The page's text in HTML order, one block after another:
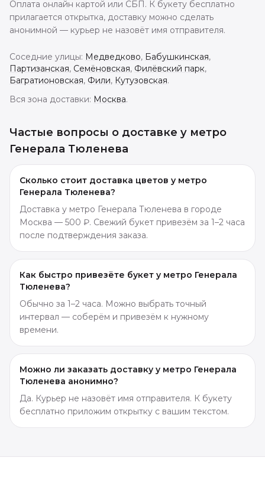
Оплата онлайн картой или СБП. К букету бесплатно
прилагается открытка, доставку можно сделать
анонимной — курьер не назовёт имя отправителя.
Соседние улицы: Медведково, Бабушкинская,
Партизанская, Семёновская, Филёвский парк,
Багратионовская, Фили, Кутузовская.
Вся зона доставки: Москва.
Частые вопросы о доставке у метро
Генерала Тюленева
Сколько стоит доставка цветов у метро
Генерала Тюленева?
Доставка у метро Генерала Тюленева в городе
Москва — 500 ₽. Свежий букет привезём за 1–2 часа
после подтверждения заказа.
Как быстро привезёте букет у метро Генерала
Тюленева?
Обычно за 1–2 часа. Можно выбрать точный
интервал — соберём и привезём к нужному
времени.
Можно ли заказать доставку у метро Генерала
Тюленева анонимно?
Да. Курьер не назовёт имя отправителя. К букету
бесплатно приложим открытку с вашим текстом.